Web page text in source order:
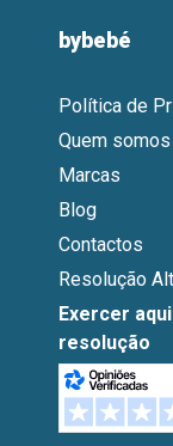
bybebé
Política de
Quem somos
Marcas
Blog
Contactos
Resolução
Exercer
resolução